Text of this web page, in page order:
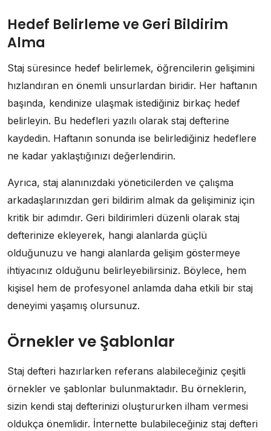
Hedef Belirleme ve Geri Bildirim
Alma
Staj süresince hedef belirlemek, öğrencilerin gelişimini
hızlandıran en önemli unsurlardan biridir. Her haftanın
başında, kendinize ulaşmak istediğiniz birkaç hedef
belirleyin. Bu hedefleri yazılı olarak staj defterine
kaydedin. Haftanın sonunda ise belirlediğiniz hedeflere
ne kadar yaklaştığınızı değerlendirin.
Ayrıca, staj alanınızdaki yöneticilerden ve çalışma
arkadaşlarınızdan geri bildirim almak da gelişiminiz için
kritik bir adımdır. Geri bildirimleri düzenli olarak staj
defterinize ekleyerek, hangi alanlarda güçlü
olduğunuzu ve hangi alanlarda gelişim göstermeye
ihtiyacınız olduğunu belirleyebilirsiniz. Böylece, hem
kişisel hem de profesyonel anlamda daha etkili bir staj
deneyimi yaşamış olursunuz.
Örnekler ve Şablonlar
Staj defteri hazırlarken referans alabileceğiniz çeşitli
örnekler ve şablonlar bulunmaktadır. Bu örneklerin,
sizin kendi staj defterinizi oluştururken ilham vermesi
oldukça önemlidir. İnternette bulabileceğiniz staj defteri